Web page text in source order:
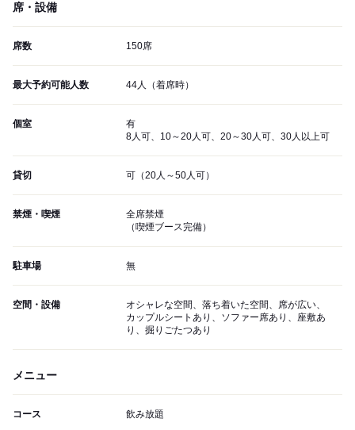
席・設備
席数 150席
最大予約可能人数 44人（着席時）
個室
有
8人可、10～20人可、20～30人可、30人以上可
貸切 可（20人～50人可）
禁煙・喫煙
全席禁煙
（喫煙ブース完備）
駐車場 無
空間・設備
オシャレな空間、落ち着いた空間、席が広い、
カップルシートあり、ソファー席あり、座敷あ
り、掘りごたつあり
メニュー
コース 飲み放題